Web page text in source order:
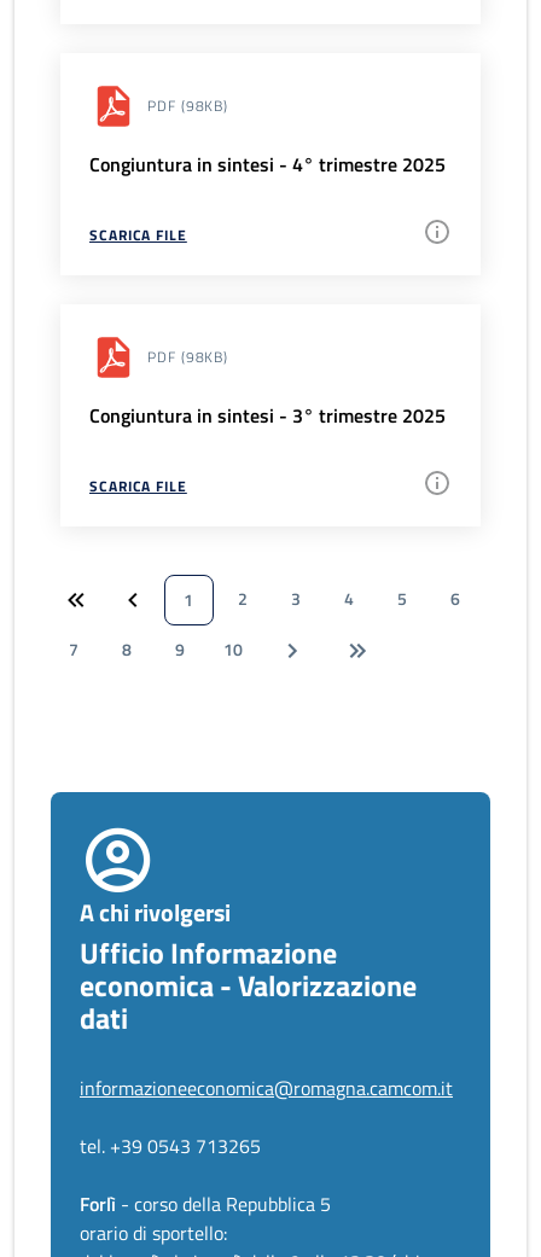
PDF (98KB)
Congiuntura in sintesi - 4° trimestre 2025
SCARICA FILE
PDF (98KB)
Congiuntura in sintesi - 3° trimestre 2025
SCARICA FILE
1 2 3 4 5
6
7
8 9 10
A chi rivolgersi
Ufficio Informazione
economica - Valorizzazione
dati
informazioneeconomica@romagna.camcom.it
tel. +39 0543 713265
Forlì - corso della Repubblica 5
orario di sportello: